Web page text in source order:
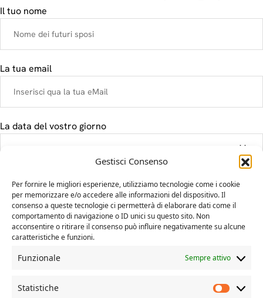
Gestisci Consenso
Per fornire le migliori esperienze, utilizziamo tecnologie come i cookie
per memorizzare e/o accedere alle informazioni del dispositivo. Il
consenso a queste tecnologie ci permetterà di elaborare dati come il
comportamento di navigazione o ID unici su questo sito. Non
acconsentire o ritirare il consenso può influire negativamente su alcune
caratteristiche e funzioni.
Funzionale Sempre attivo
Statistiche
Il tuo nome
La tua email
La data del vostro giorno
Il tuo messaggio